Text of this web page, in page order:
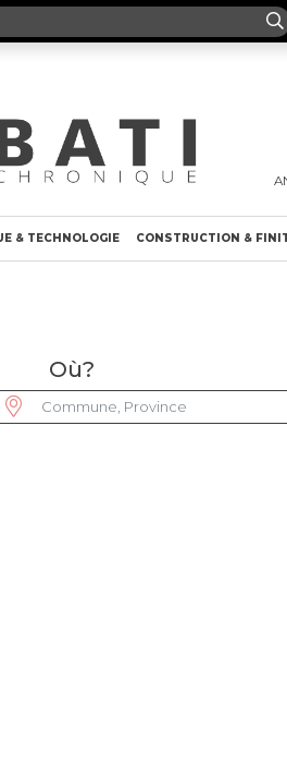
& TECHNOLOGIE CONSTRUCTION &
Où?